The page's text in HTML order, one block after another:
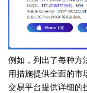
例如，列出了每种方
用措施提供全面的市
交易平台提供详细的